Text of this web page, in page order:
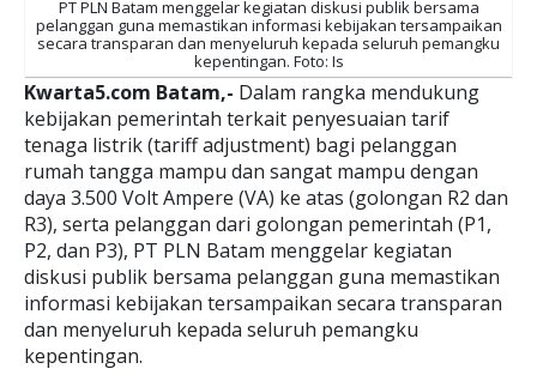
PT PLN Batam menggelar kegiatan diskusi publik bersama
pelanggan guna memastikan informasi kebijakan tersampaikan
secara transparan dan menyeluruh kepada seluruh pemangku
kepentingan. Foto: Is
Kwarta5.com Batam,- Dalam rangka mendukung
kebijakan pemerintah terkait penyesuaian tarif
tenaga listrik (tariff adjustment) bagi pelanggan
rumah tangga mampu dan sangat mampu dengan
daya 3.500 Volt Ampere (VA) ke atas (golongan R2 dan
R3), serta pelanggan dari golongan pemerintah (P1,
P2, dan P3), PT PLN Batam menggelar kegiatan
diskusi publik bersama pelanggan guna memastikan
informasi kebijakan tersampaikan secara transparan
dan menyeluruh kepada seluruh pemangku
kepentingan.